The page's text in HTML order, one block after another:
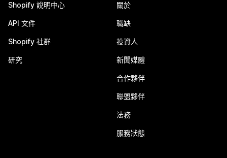
Shopify 說明中心
API 文件
Shopify 社群
研究
關於
職缺
投資人
新聞媒體
合作夥伴
聯盟夥伴
法務
服務狀態